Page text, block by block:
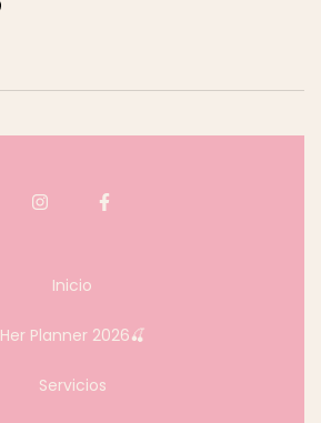
Inicio
Her Planner 2026🍒
Servicios